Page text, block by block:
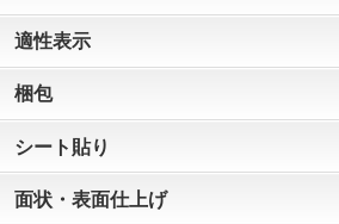
適性表示
梱包
シート貼り
面状・表面仕上げ